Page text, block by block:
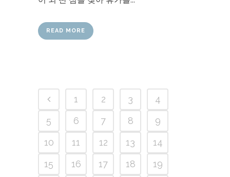
READ MORE
1 2 3
4
5
6 7 8
9
10
11 12 13
14
15
16 17 18
19